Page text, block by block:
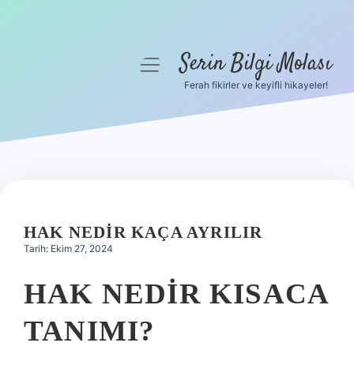
Hakkımızda
menüyüSerin Bilgi Molası
Ferah fikirler ve keyifli hikayeler!
HAK NEDIR KAÇA AYRILIR
Tarih: Ekim 27, 2024
HAK NEDIR KISACA
TANIMI?